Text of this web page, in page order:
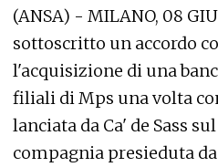
(ANSA) - MILANO, 08
sottoscritto un accordo
l'acquisizione di una
filiali di Mps una volta
lanciata da Ca' de Sass
compagnia presieduta